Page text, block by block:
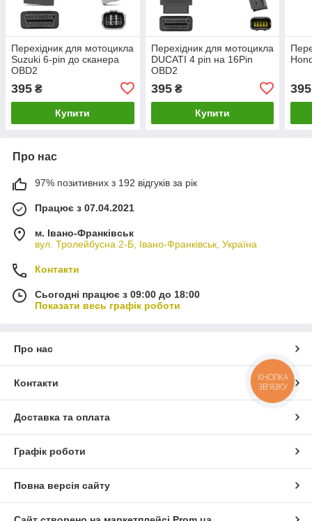
Перехідник для мотоцикла
Suzuki 6-pin до сканера
OBD2
395 ₴
Купити
Перехідник для мотоцикла
DUCATI 4 pin на 16Pin
OBD2
395₴
Купити
395
Про нас
97% позитивних з 192 відгуків за рік
Працює з 07.04.2021
м. Івано-Франківськ
вул. Тролейбусна 2-Б, Івано-Франківськ, Україна
Контакти
Сьогодні працює з 09:00 до 18:00
Показати весь графік роботи
Про нас
Контакти
Доставка та оплата
Графік роботи
Повна версія сайту
КНОПКА
ЗВ'ЯЗКУ